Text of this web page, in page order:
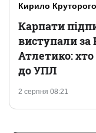
Кирило
2 серпня 08:21
Карпати
виступали за
Атлетико:
до УПЛ